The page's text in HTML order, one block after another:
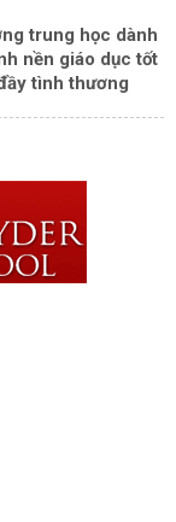
trung học dành
nền giáo dục tốt
tình thương